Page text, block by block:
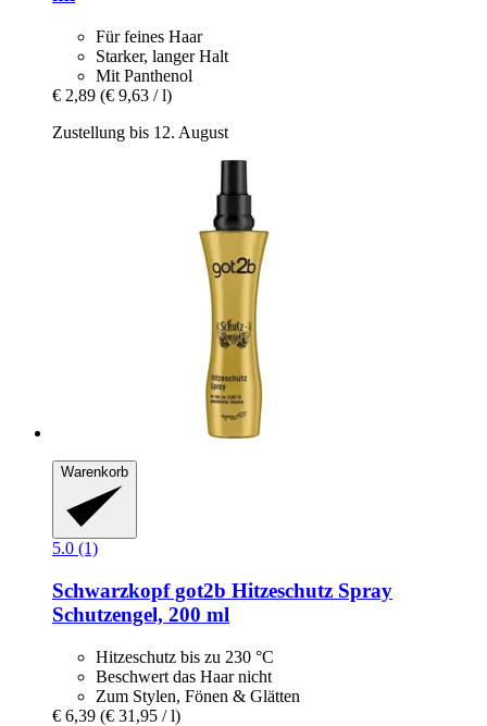
Für feines Haar
Starker, langer Halt
Mit Panthenol
€ 2,89 (€ 9,63 / l)
Zustellung bis 12. August
Warenkorb
5.0 (1)
Schwarzkopfgot2b Hitzeschutz Spray
Schutzengel, 200 ml
Hitzeschutz bis zu 230 °C
Beschwert das Haar nicht
Zum Stylen, Fönen & Glätten
€ 6,39 (€ 31,95 / l)